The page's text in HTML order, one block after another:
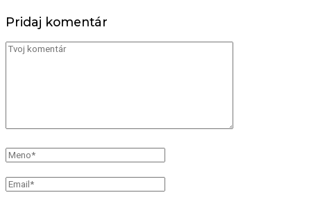
Pridaj komentár